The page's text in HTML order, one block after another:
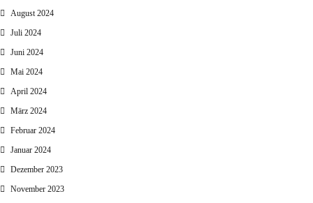
August 2024
Juli 2024
Juni 2024
Mai 2024
April 2024
März 2024
Februar 2024
Januar 2024
Dezember 2023
November 2023